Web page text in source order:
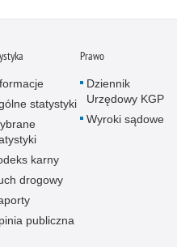
statystyki
karny
drogowy
publiczna
Prawo
Dziennik
Urzędowy KGP
Wyroki sądowe